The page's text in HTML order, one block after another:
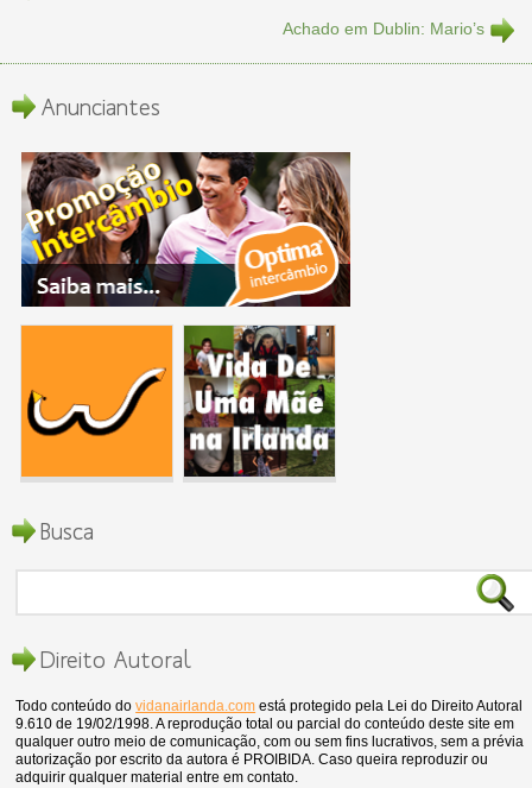
Achado em Dublin: Mario’s
Anunciantes
Busca
Direito Autoral
Todo conteúdo dovidanairlanda.com está protegido pela Lei do Direito Autoral
9.610 de 19/02/1998. A reprodução total ou parcial do conteúdo deste site em
qualquer outro meio de comunicação, com ou sem fins lucrativos, sem a prévia
autorização por escrito da autora é PROIBIDA. Caso queira reproduzir ou
adquirir qualquer material entre em contato.